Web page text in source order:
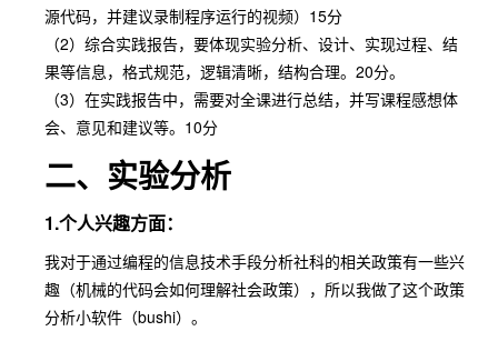
源代码，并建议录制程序运行的视频）15分
（2）综合实践报告，要体现实验分析、设计、实现过程、结
果等信息，格式规范，逻辑清晰，结构合理。20分。
（3）在实践报告中，需要对全课进行总结，并写课程感想体
会、意见和建议等。10分
二、实验分析
1.个人兴趣方面：
我对于通过编程的信息技术手段分析社科的相关政策有一些兴
趣（机械的代码会如何理解社会政策），所以我做了这个政策
分析小软件（bushi）。